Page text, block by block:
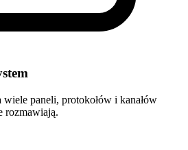
paneli, protokołów i kanałów
rozmawiają.